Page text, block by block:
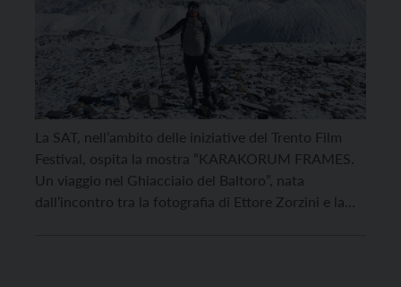
La SAT, nell’ambito delle iniziative del Trento Film
Festival, ospita la mostra “KARAKORUM FRAMES.
Un viaggio nel Ghiacciaio del Baltoro”, nata
dall’incontro tra la fotografia di Ettore Zorzini e la